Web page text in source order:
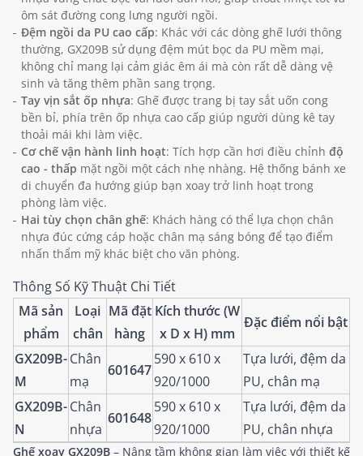
ôm sát đường cong lưng người ngồi.
Đệm ngồi da PU cao cấp: Khác với các dòng ghế lưới thông
thường, GX209B sử dụng đệm mút bọc da PU mềm mại,
không chỉ mang lại cảm giác êm ái mà còn rất dễ dàng vệ
sinh và tăng thêm phần sang trọng.
Tay vịn sắt ốp nhựa: Ghế được trang bị tay sắt uốn cong
bền bỉ, phía trên ốp nhựa cao cấp giúp người dùng kê tay
thoải mái khi làm việc.
Cơ chế vận hành linh hoạt: Tích hợp cần hơi điều chỉnh độ
cao - thấp mặt ngồi một cách nhẹ nhàng. Hệ thống bánh xe
di chuyển đa hướng giúp bạn xoay trở linh hoạt trong
phòng làm việc.
Hai tùy chọn chân ghế: Khách hàng có thể lựa chọn chân
nhựa đúc cứng cáp hoặc chân mạ sáng bóng để tạo điểm
nhấn thẩm mỹ khác biệt cho văn phòng.
Thông Số Kỹ Thuật Chi Tiết
Mã sản
phẩm
Loại
chân
Mã đặt
hàng
Kích thước (W
x D x H) mm
Đặc điểm nổi bật
GX209B-
M
Chân
mạ
601647
590 x 610 x
920/1000
Tựa lưới, đệm da
PU, chân mạ
GX209B-
N
Chân
nhựa
601648
590 x 610 x
920/1000
Tựa lưới, đệm da
PU, chân nhựa
Ghế xoay GX209B – Nâng tầm không gian làm việc với thiết kế